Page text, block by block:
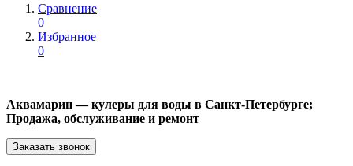
Сравнение
0
Избранное
0
Аквамарин — кулеры для воды в Санкт-Петербурге;
Продажа, обслуживание и ремонт
Заказать звонок